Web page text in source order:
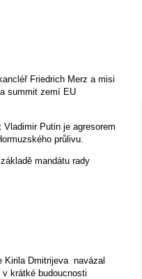
Friedrich Merz a misi
summit zemí EU
Putin je agresorem
průlivu.
mandátu rady
Kirila Dmitrijeva navázal
krátké budoucnosti